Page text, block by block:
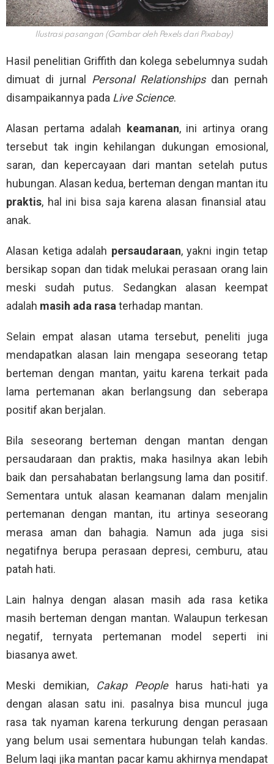
Ilustrasi pasangan (Gambar oleh Pexels dari Pixabay)
Hasil penelitian Griffith dan kolega sebelumnya sudah
dimuat di jurnal Personal Relationshipsdan pernah
disampaikannya pada Live Science.
Alasan pertama adalah keamanan, ini artinya orang
tersebut tak ingin kehilangan dukungan emosional,
saran, dan kepercayaan dari mantan setelah putus
hubungan. Alasan kedua, berteman dengan mantan itu
praktis, hal ini bisa saja karena alasan finansial atau
anak.
Alasan ketiga adalah persaudaraan, yakni ingin tetap
bersikap sopan dan tidak melukai perasaan orang lain
meski sudah putus. Sedangkan alasan keempat
adalah masih ada rasaterhadap mantan.
Selain empat alasan utama tersebut, peneliti juga
mendapatkan alasan lain mengapa seseorang tetap
berteman dengan mantan, yaitu karena terkait pada
lama pertemanan akan berlangsung dan seberapa
positif akan berjalan.
Bila seseorang berteman dengan mantan dengan
persaudaraan dan praktis, maka hasilnya akan lebih
baik dan persahabatan berlangsung lama dan positif.
Sementara untuk alasan keamanan dalam menjalin
pertemanan dengan mantan, itu artinya seseorang
merasa aman dan bahagia. Namun ada juga sisi
negatifnya berupa perasaan depresi, cemburu, atau
patah hati.
Lain halnya dengan alasan masih ada rasa ketika
masih berteman dengan mantan. Walaupun terkesan
negatif, ternyata pertemanan model seperti ini
biasanya awet.
Meski demikian, Cakap People harus hati-hati ya
dengan alasan satu ini. pasalnya bisa muncul juga
rasa tak nyaman karena terkurung dengan perasaan
yang belum usai sementara hubungan telah kandas.
Belum lagi jika mantan pacar kamu akhirnya mendapat